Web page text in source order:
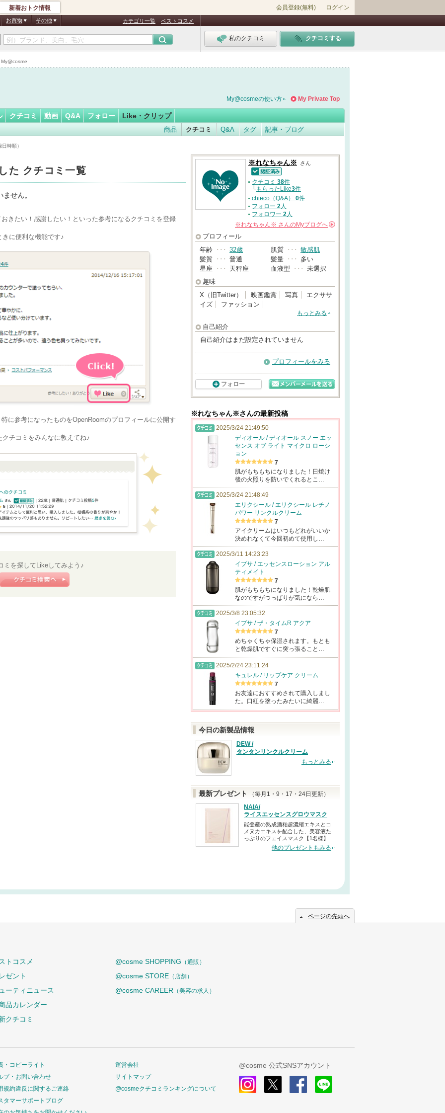
新着おトク情報 会員登録(無料) ログイン
お買物 その他 カテゴリ一覧 ベストコスメ
私のクチコミ クチコミする
ん※さん
認
証
My Private Top
My@cosmeの使い方
クチコミ 動画 Q&A フォロー Like・クリップ
商品 クチコミ Q&A タグ 記事・ブログ
時順）
た クチコミ一覧
せん。
きたい！感謝したい！といった参考になるクチコミを登録
に便利な機能です♪
に参考になったものをOpenRoomのプロフィールに公開す
チコミをみんなに教えてね♪
ミを探してLikeしてみよう♪
※れなちゃん※ さん
認証済
クチコミ 38件
└もらったLike3件
chieco（Q&A） 0件
フォロー 2人
フォロワー 2人
※れなちゃん※ さんのMyブログへ
プロフィール
年齢 ･･･ 32歳 肌質 ･･･ 敏感肌
髪質 ･･･ 普通 髪量 ･･･
多い
星座 ･･･ 天秤座 血液型 ･･･ 未選択
趣味
X（旧Twitter）
映画鑑賞 写真
エクササ
イズ
ファッション
もっとみる
自己紹介
自己紹介はまだ設定されていません
プロフィールをみる
フォロー
※れなちゃん※さんの最新投稿
2025/3/24 21:49:50
ディオール / ディオール スノー エッ
センス オブ ライト マイクロ ローシ
ョン
7
肌がもちもちになりました！日焼け
後の火照りを防いでくれるとこ…
2025/3/24 21:48:49
エリクシール / エリクシール レチノ
パワー リンクルクリーム
7
アイクリームはいつもどれがいいか
決めれなくて今回初めて使用し…
2025/3/11 14:23:23
イプサ / エッセンスローション アル
ティメイト
7
肌がもちもちになりました！乾燥肌
なのですがつっぱりが気になら…
2025/3/8 23:05:32
イプサ / ザ・タイムR アクア
7
めちゃくちゃ保湿されます。もとも
と乾燥肌ですぐに突っ張ること…
2025/2/24 23:11:24
キュレル / リップケア クリーム
7
お友達におすすめされて購入しまし
た。口紅を塗ったみたいに綺麗…
今日の新製品情報
DEW /
タンタンリンクルクリーム
もっとみる
最新プレゼント
（毎月1・9・17・24日更新）
NAIA/
ライスエッセンスグロウマスク
能登産の熟成酒粕超濃縮エキスとコ
メヌカエキスを配合した、美容液た
っぷりのフェイスマスク【1名様】
他のプレゼントもみる
ページの先頭へ
トコスメ
ゼント
ーティニュース
品カレンダー
クチコミ
@cosme SHOPPING （通販）
@cosme STORE （店舗）
@cosme CAREER （美容の求人）
・コピーライト
プ・お問い合わせ
規約違反に関するご連絡
タマーサポートブログ
運営会社
サイトマップ
@cosmeクチコミランキングについて
@cosme 公式SNSアカウント